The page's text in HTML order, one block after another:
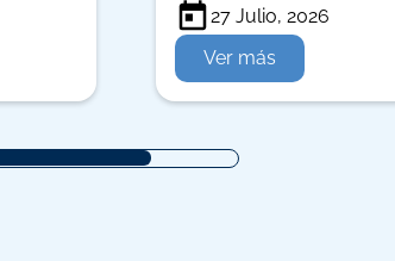
27 Julio, 2026
Ver más